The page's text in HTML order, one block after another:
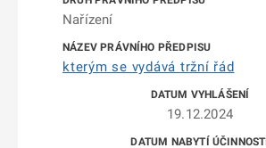
Nařízení
kterým se vydává tržní řád
19.12.2024